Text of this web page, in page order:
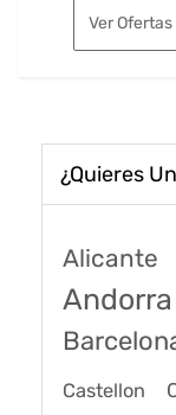
era:
Ver Ofertas
¿Quieres
Alicante
Andorra
Castellon